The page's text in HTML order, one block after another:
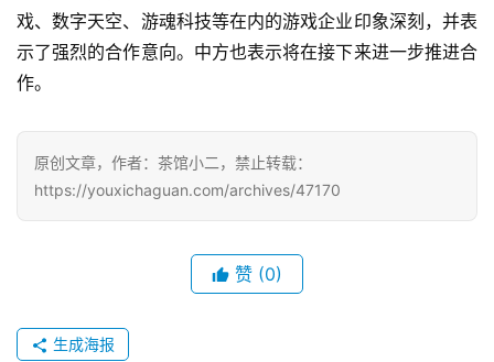
中
国
)
戏、数字天空、游魂科技等在内的游戏企业印象深刻，并表
示了强烈的合作意向。中方也表示将在接下来进一步推进合
作。
原创文章，作者：茶馆小二，禁止转载：
https://youxichaguan.com/archives/47170
赞 (0)
生成海报